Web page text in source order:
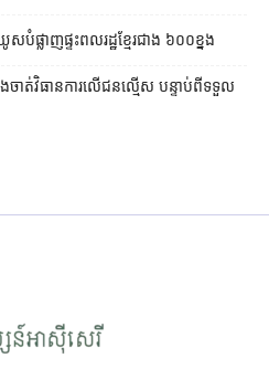
ផ្លាញផ្ទះពលរដ្ឋខ្មែរជាង ៦០០ខ្នង
ាត់វិធានការលើជនល្មើស បន្ទាប់ពីទទួល